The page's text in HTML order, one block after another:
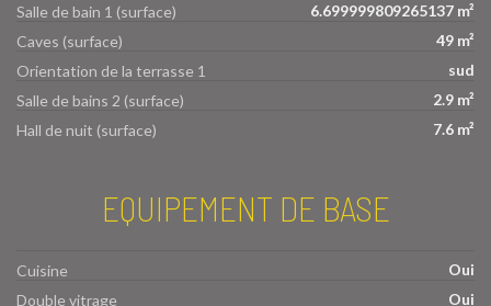
Salle de bain 1 (surface)
6.699999809265137 m²
Caves (surface)
49 m²
Orientation de la terrasse 1
sud
Salle de bains 2 (surface)
2.9 m²
Hall de nuit (surface)
7.6 m²
EQUIPEMENT DE BASE
Cuisine
Oui
Double vitrage
Oui